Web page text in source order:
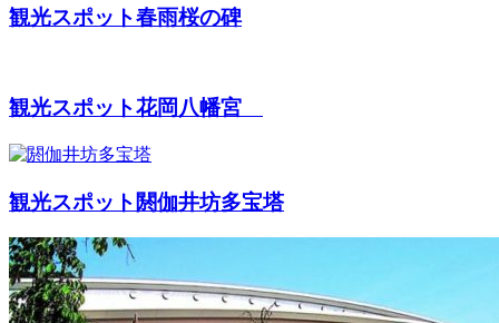
観光スポット春雨桜の碑
観光スポット花岡八幡宮
観光スポット 閼伽井坊多宝塔